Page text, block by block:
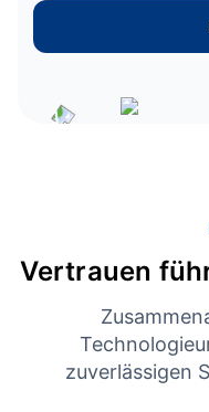
Vertrauen
zuverlässigen